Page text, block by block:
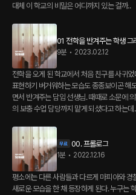
대체 이 학교의 비밀은 어디까지 있는 걸까..
01 전학을 반겨주는 학생 그
9분 • 2023.02.12
전학을 오게 된 학교에서 처음 친구를 사귀
표현하기 버거워하는 모습도 종종보이곤 해
면서 반겨주는 담임 선생님. 때때로 소문에
의 보충 수업 담당까지 맡게 되셨다고 하는데
00. 프롤로그
1분 • 2022.12.16
평소에는 다른 사람들과 다르게 마피아와
새로운 모습을 한 채 등장하게 된다. 누구는